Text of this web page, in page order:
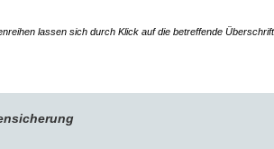
lassen sich durch Klick auf die betreffende Überschrift